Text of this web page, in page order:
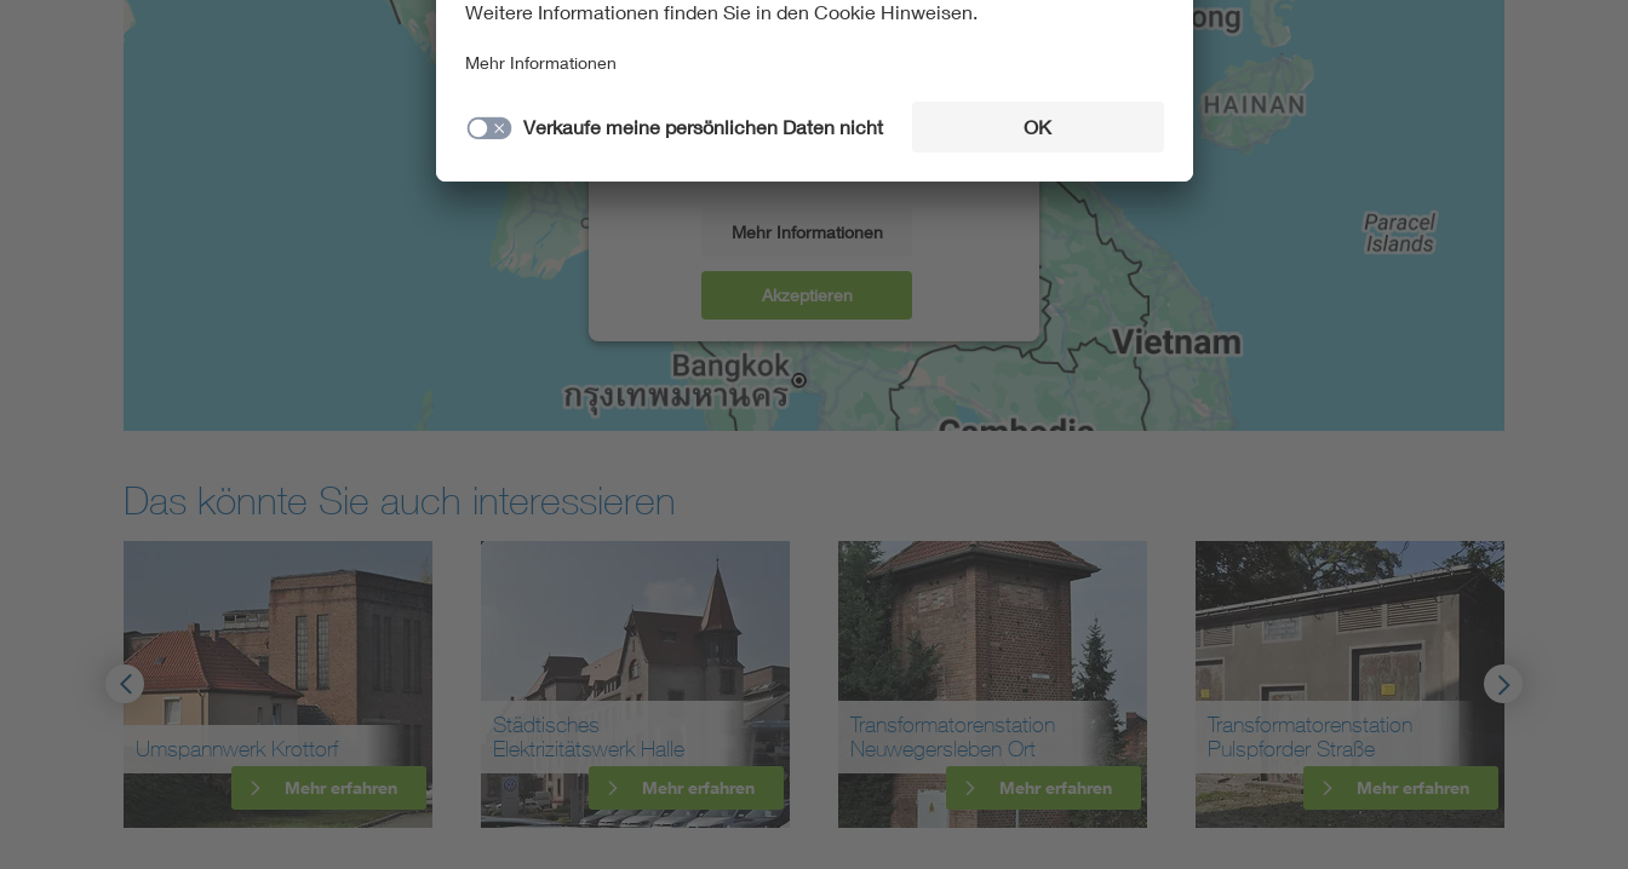
sammeln. Bitte lesen Sie die Details durch und
Mehr Informationen
Akzeptieren
Das könnte Sie auch interessieren
Umspannwerk Krottorf
Mehr erfahren
Städtisches
Elektrizitätswerk Halle
Mehr erfahren
Transformatorenstation
Neuwegersleben Ort
Mehr erfahren
Transformatorenstation
Pulspforder Straße
Mehr erfahren